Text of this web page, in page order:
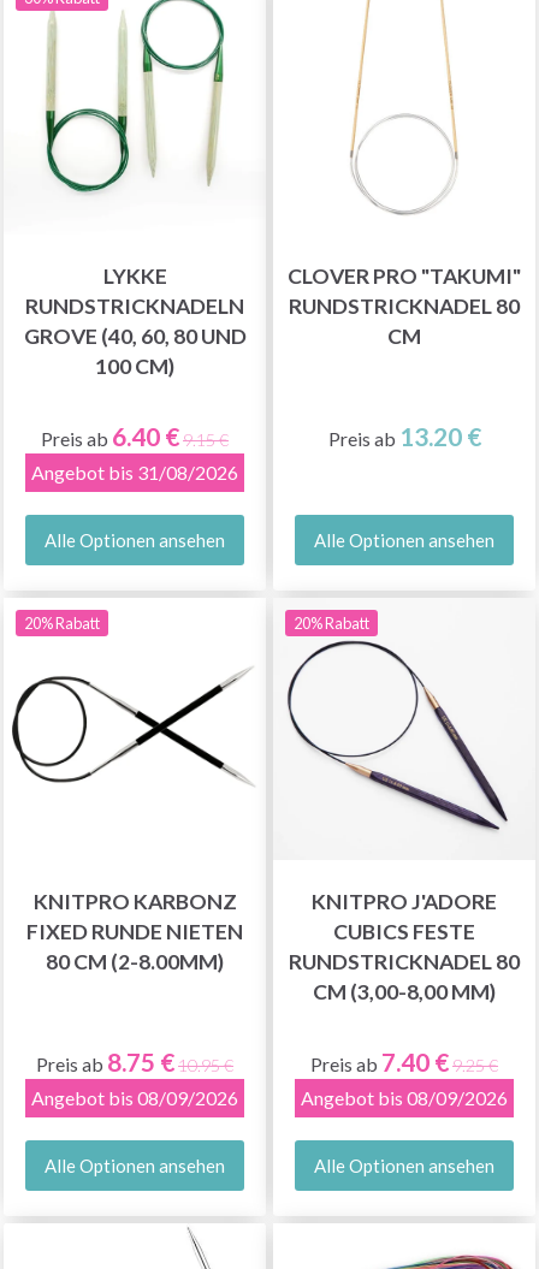
LYKKE
RUNDSTRICKNADELN
GROVE (40, 60, 80 UND
100 CM)
Preis ab 6.40 €9.15 €
Angebot bis 31/08/2026
Alle Optionen ansehen
CLOVER PRO "TAKUMI"
RUNDSTRICKNADEL 80
CM
Preis ab 13.20 €
Alle Optionen ansehen
20% Rabatt
KNITPRO KARBONZ
FIXED RUNDE NIETEN
80 CM (2-8.00MM)
Preis ab 8.75 €10.95 €
Angebot bis 08/09/2026
Alle Optionen ansehen
20% Rabatt
KNITPRO J'ADORE
CUBICS FESTE
RUNDSTRICKNADEL 80
CM (3,00-8,00 MM)
Preis ab 7.40 €9.25 €
Angebot bis 08/09/2026
Alle Optionen ansehen